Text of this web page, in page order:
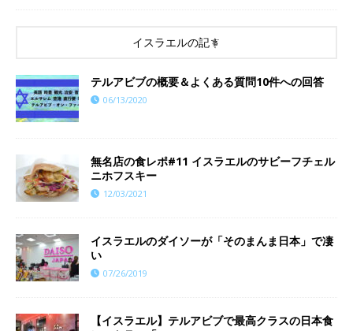
イスラエルの記事
テルアビブの概要＆よくある質問10件への回答
06/13/2020
無名店の食レポ#11 イスラエルのサビーフチェル
ニホフスキー
12/03/2021
イスラエルのダイソーが「そのまんま日本」で凄
い
07/26/2019
【イスラエル】テルアビブで最高クラスの日本食